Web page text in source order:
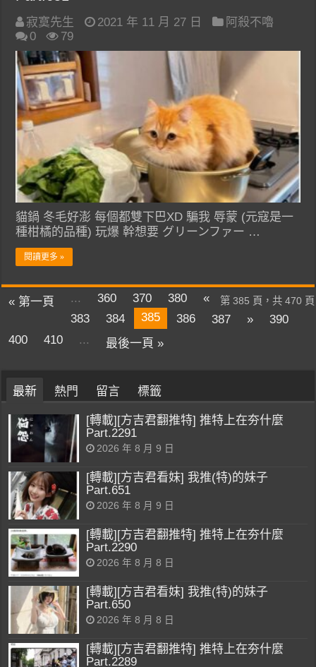
寂寞先生 2021 年 11 月 27 日
阿殺不嚕
0
79
貓鍋 冬毛好澎 每個都雙下巴XD 騙我 辱蒙 (元寇是一
種柑橘的品種) 玩爆 幹想要 グリーンファー …
閱讀更多 »
第 385 頁，共 470 頁
« 第一頁 ... 360 370 380
«
383
384 385 386 387 »
390
400
410 ... 最後一頁 »
最新 熱門 留言 標籤
[轉載][方吉君翻推特] 推特上在夯什麼
Part.2291
2026 年 8 月 9 日
[轉載][方吉君看妹] 我推(特)的妹子
Part.651
2026 年 8 月 9 日
[轉載][方吉君翻推特] 推特上在夯什麼
Part.2290
2026 年 8 月 8 日
[轉載][方吉君看妹] 我推(特)的妹子
Part.650
2026 年 8 月 8 日
[轉載][方吉君翻推特] 推特上在夯什麼
Part.2289